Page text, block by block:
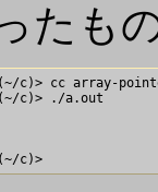
たも
c)> cc array-
c)> ./a.out